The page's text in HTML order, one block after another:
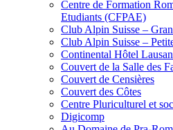
Centre de Formation
Etudiants (CFPAE)
Club Alpin Suisse –
Club Alpin Suisse –
Continental Hôtel
Couvert de la Salle des
Couvert de Censières
Couvert des Côtes
Centre Pluriculturel et
Digicomp